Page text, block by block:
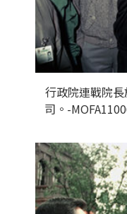
行政院連戰院
司。-